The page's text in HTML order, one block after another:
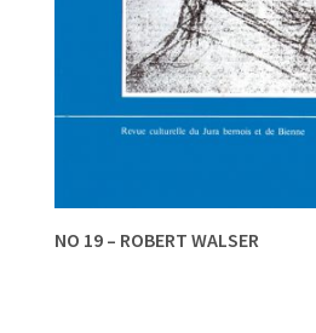
NO 19 – ROBERT WALSER